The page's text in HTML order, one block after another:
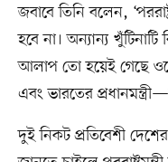
জবাবে তিনি বলেন,
হবে না। অন্যান্য
আলাপ তো হয়েই গেছে
এবং ভারতের
দুই নিকট প্রতিবেশী